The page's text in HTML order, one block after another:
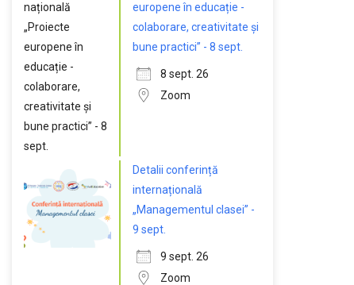
europene în educație -
colaborare, creativitate și
bune practici” - 8 sept.
8 sept. 26
Zoom
Detalii conferință
internațională
„Managementul clasei” -
9 sept.
9 sept. 26
Zoom